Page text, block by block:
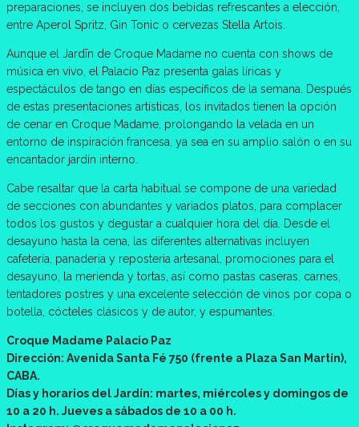
preparaciones, se incluyen dos bebidas refrescantes a elección,
entre Aperol Spritz, Gin Tonic o cervezas Stella Artois.
Aunque el Jardīn de Croque Madame no cuenta con shows de
música en vivo, el Palacio Paz presenta galas líricas y
espectáculos de tango en días específicos de la semana. Después
de estas presentaciones artísticas, los invitados tienen la opción
de cenar en Croque Madame, prolongando la velada en un
entorno de inspiración francesa, ya sea en su amplio salón o en su
encantador jardín interno.
Cabe resaltar que la carta habitual se compone de una variedad
de secciones con abundantes y variados platos, para complacer
todos los gustos y degustar a cualquier hora del día. Desde el
desayuno hasta la cena, las diferentes alternativas incluyen
cafetería, panaderia y reposteria artesanal, promociones para el
desayuno, la merienda y tortas, así como pastas caseras, carnes,
tentadores postres y una excelente selección de vinos por copa o
botella, cócteles clásicos y de autor, y espumantes.
Croque Madame Palacio Paz
Dirección: Avenida Santa Fé 750 (frente a Plaza San Martín),
CABA.
Días y horarios del Jardín: martes, miércoles y domingos de
10 a 20 h. Jueves a sábados de 10 a 00 h.